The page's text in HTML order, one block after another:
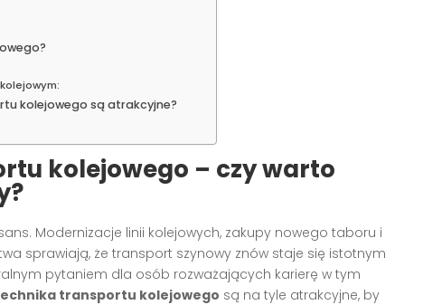
kolejowego są atrakcyjne?
kolejowego – czy warto
Modernizacje linii kolejowych, zakupy nowego taboru i
sprawiają, że transport szynowy znów staje się istotnym
pytaniem dla osób rozważających karierę w tym
transportu kolejowego są na tyle atrakcyjne, by